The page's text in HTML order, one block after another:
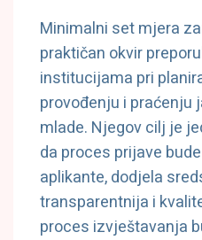
Minimalni set mjera
praktičan okvir
institucijama pri
provođenju i praćenju
mlade. Njegov cilj je
da proces prijave
aplikante, dodjela
transparentnija i
proces izvještavanja